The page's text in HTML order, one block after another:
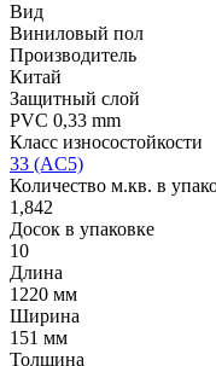
Вид
Виниловый пол
Производитель
Китай
Защитный слой
PVC 0,33 mm
Класс износостойкости
33 (AC5)
Количество м.кв. в
1,842
Досок в упаковке
10
Длина
1220 мм
Ширина
151 мм
Толщина